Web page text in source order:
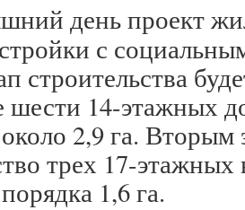
день проект
с
строительства
шести 14-этажных
2,9 га. Вторым
трех 17-этажных
1,6 га.